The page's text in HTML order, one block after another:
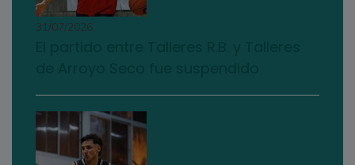
31/07/2026